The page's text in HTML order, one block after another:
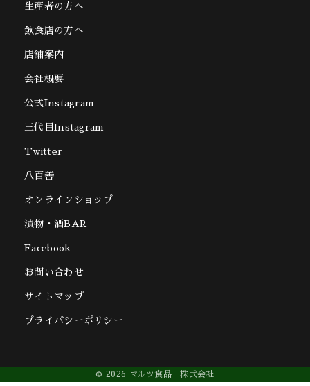
生産者の方へ
飲食店の方へ
店舗案内
会社概要
公式Instagram
三代目Instagram
Twitter
八百善
オンラインショップ
漬物・酒BAR
Facebook
お問い合わせ
サイトマップ
プライバシーポリシー
© 2026 マルツ食品 株式会社